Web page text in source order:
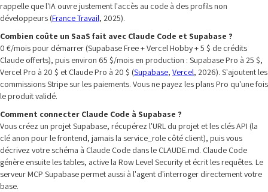
rappelle que l'IA ouvre justement l'accès au code à des profils non
développeurs (France Travail, 2025).
Combien coûte un SaaS fait avec Claude Code et Supabase ?
0 €/mois pour démarrer (Supabase Free + Vercel Hobby + 5 $ de crédits
Claude offerts), puis environ 65 $/mois en production : Supabase Pro à 25 $,
Vercel Pro à 20 $ et Claude Pro à 20 $ (Supabase, Vercel, 2026). S'ajoutent les
commissions Stripe sur les paiements. Vous ne payez les plans Pro qu'une fois
le produit validé.
Comment connecter Claude Code à Supabase ?
Vous créez un projet Supabase, récupérez l'URL du projet et les clés API (la
clé anon pour le frontend, jamais la service_role côté client), puis vous
décrivez votre schéma à Claude Code dans le CLAUDE.md. Claude Code
génère ensuite les tables, active la Row Level Security et écrit les requêtes. Le
serveur MCP Supabase permet aussi à l'agent d'interroger directement votre
base.